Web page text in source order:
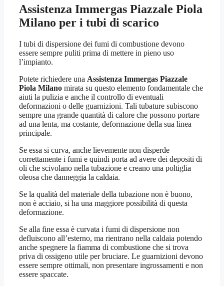
Assistenza Immergas Piazzale Piola
Milano per i tubi di scarico
I tubi di dispersione dei fumi di combustione devono
essere sempre puliti prima di mettere in pieno uso
l’impianto.
Potete richiedere una Assistenza Immergas Piazzale
Piola Milano mirata su questo elemento fondamentale che
aiuti la pulizia e anche il controllo di eventuali
deformazioni o delle guarnizioni. Tali tubature subiscono
sempre una grande quantità di calore che possono portare
ad una lenta, ma costante, deformazione della sua linea
principale.
Se essa si curva, anche lievemente non disperde
correttamente i fumi e quindi porta ad avere dei depositi di
oli che scivolano nella tubazione e creano una poltiglia
oleosa che danneggia la caldaia.
Se la qualità del materiale della tubazione non è buono,
non è acciaio, si ha una maggiore possibilità di questa
deformazione.
Se alla fine essa è curvata i fumi di dispersione non
defluiscono all’esterno, ma rientrano nella caldaia potendo
anche spegnere la fiamma di combustione che si trova
priva di ossigeno utile per bruciare. Le guarnizioni devono
essere sempre ottimali, non presentare ingrossamenti e non
essere spaccate.